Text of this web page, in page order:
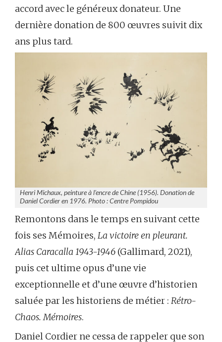
accord avec le généreux donateur. Une
dernière donation de 800 œuvres suivit dix
ans plus tard.
Henri Michaux, peinture à l’encre de Chine (1956). Donation de
Daniel Cordier en 1976. Photo : Centre Pompidou
Remontons dans le temps en suivant cette
fois ses Mémoires, La victoire en pleurant.
Alias Caracalla 1943-1946 (Gallimard, 2021),
puis cet ultime opus d’une vie
exceptionnelle et d’une œuvre d’historien
saluée par les historiens de métier : Rétro-
Chaos. Mémoires.
Daniel Cordier ne cessa de rappeler que son